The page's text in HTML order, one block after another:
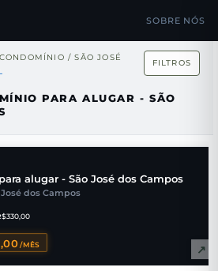
SOBRE NÓS
/ SÃO JOSÉ
FILTROS
PARA ALUGAR - SÃO
alugar - São José dos Campos
José dos Campos
/MÊS ↗